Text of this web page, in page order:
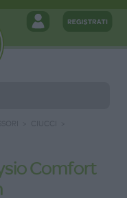
Comfort